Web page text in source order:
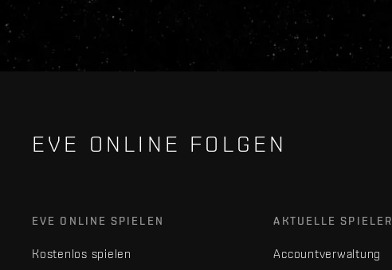
EVE ONLINE FOLGEN
EVE ONLINE SPIELEN
Kostenlos spielen
AKTUELLE SPIELER
Accountverwaltung